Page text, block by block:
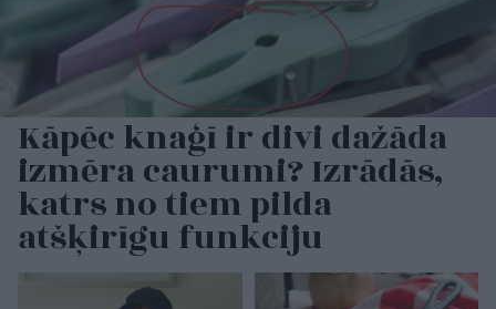
Kāpēc knaģī ir divi dažāda
izmēra caurumi? Izrādās,
katrs no tiem pilda
atšķirīgu funkciju